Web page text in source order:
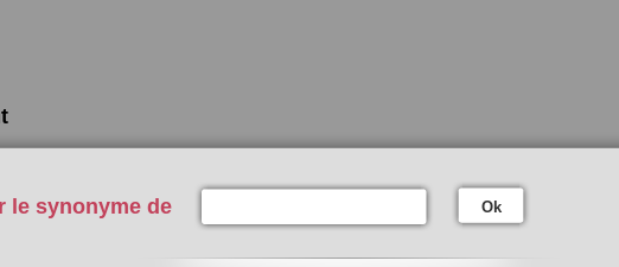
le synonyme de Ok